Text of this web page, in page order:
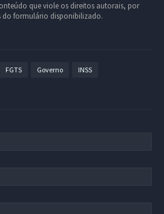
que viole os direitos autorais, por
do formulário disponibilizado.
FGTS Governo INSS